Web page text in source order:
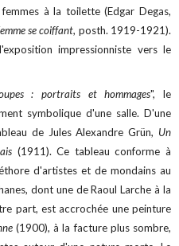
à la toilette (Edgar Degas,
se coiffant, posth. 1919-1921).
impressionniste vers le
: portraits et hommages", le
symbolique d'une salle. D'une
de Jules Alexandre Grün, Un
(1911). Ce tableau conforme à
d'artistes et de mondains au
dont une de Raoul Larche à la
part, est accrochée une peinture
(1900), à la facture plus sombre,